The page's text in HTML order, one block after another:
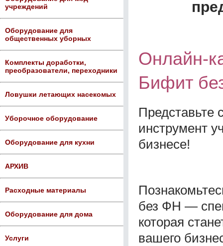
учреждений
Оборудование для
общественных уборных
Комплекты доработки,
преобразователи, переходники
Ловушки летающих насекомых
Уборочное оборудование
Оборудование для кухни
АРХИВ
Расходные материалы
Оборудование для дома
Услуги
Онлайн-
Бифит
Представьте
инструмент
бизнесе!
без ФН —
которая
вашего